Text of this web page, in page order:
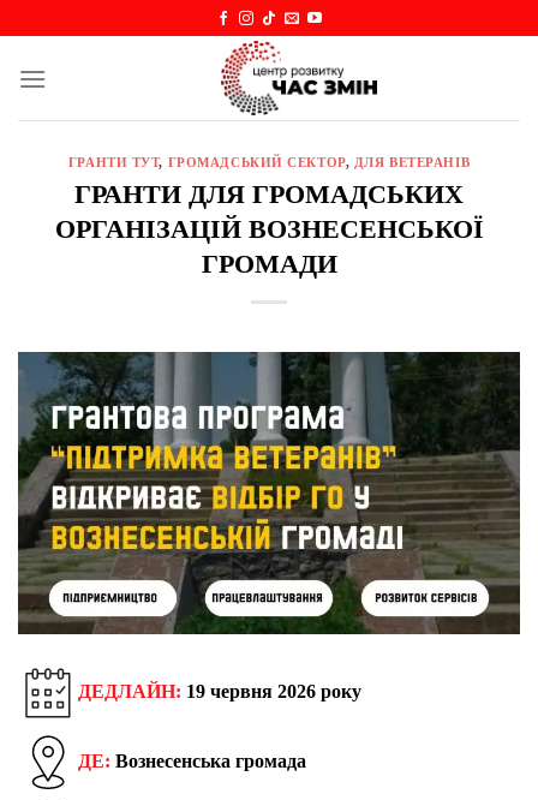
content
ГРАНТИ ТУТ, ГРОМАДСЬКИЙ СЕКТОР, ДЛЯ ВЕТЕРАНІВ
ГРАНТИ ДЛЯ ГРОМАДСЬКИХ
ОРГАНІЗАЦІЙ ВОЗНЕСЕНСЬКОЇ
ГРОМАДИ
ДЕДЛАЙН: 19 червня 2026 року
ДЕ: Вознесенська громада